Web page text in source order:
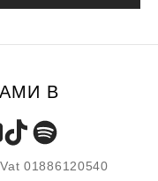
В
01886120540